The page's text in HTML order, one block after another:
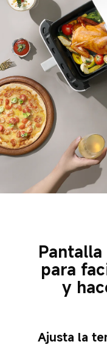
para
y
Ajusta la